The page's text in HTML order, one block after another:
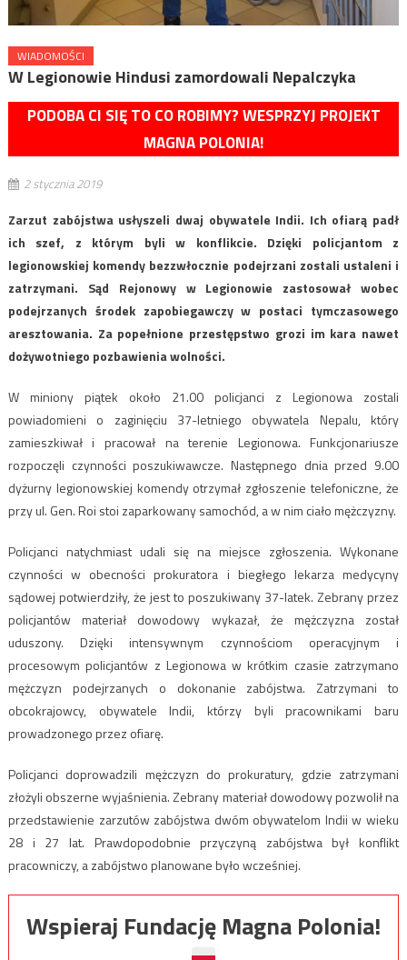
WIADOMOŚCI
W Legionowie Hindusi zamordowali Nepalczyka
PODOBA CI SIĘ TO CO ROBIMY? WESPRZYJ PROJEKT
MAGNA POLONIA!
2 stycznia 2019
Zarzut zabójstwa usłyszeli dwaj obywatele Indii. Ich ofiarą padł
ich szef, z którym byli w konflikcie. Dzięki policjantom z
legionowskiej komendy bezzwłocznie podejrzani zostali ustaleni i
zatrzymani. Sąd Rejonowy w Legionowie zastosował wobec
podejrzanych środek zapobiegawczy w postaci tymczasowego
aresztowania. Za popełnione przestępstwo grozi im kara nawet
dożywotniego pozbawienia wolności.
W miniony piątek około 21.00 policjanci z Legionowa zostali
powiadomieni o zaginięciu 37-letniego obywatela Nepalu, który
zamieszkiwał i pracował na terenie Legionowa. Funkcjonariusze
rozpoczęli czynności poszukiwawcze. Następnego dnia przed 9.00
dyżurny legionowskiej komendy otrzymał zgłoszenie telefoniczne, że
przy ul. Gen. Roi stoi zaparkowany samochód, a w nim ciało mężczyzny.
Policjanci natychmiast udali się na miejsce zgłoszenia. Wykonane
czynności w obecności prokuratora i biegłego lekarza medycyny
sądowej potwierdziły, że jest to poszukiwany 37-latek. Zebrany przez
policjantów materiał dowodowy wykazał, że mężczyzna został
uduszony. Dzięki intensywnym czynnościom operacyjnym i
procesowym policjantów z Legionowa w krótkim czasie zatrzymano
mężczyzn podejrzanych o dokonanie zabójstwa. Zatrzymani to
obcokrajowcy, obywatele Indii, którzy byli pracownikami baru
prowadzonego przez ofiarę.
Policjanci doprowadzili mężczyzn do prokuratury, gdzie zatrzymani
złożyli obszerne wyjaśnienia. Zebrany materiał dowodowy pozwolił na
przedstawienie zarzutów zabójstwa dwóm obywatelom Indii w wieku
28 i 27 lat. Prawdopodobnie przyczyną zabójstwa był konflikt
pracowniczy, a zabójstwo planowane było wcześniej.
Wspieraj Fundację Magna Polonia!